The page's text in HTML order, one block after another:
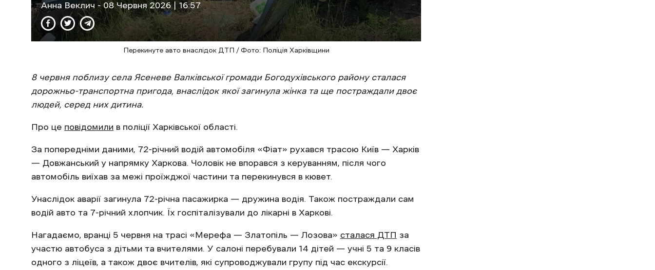
Анна Веклич - 08 Червня 2026 | 16:57
Перекинуте авто внаслідок ДТП / Фото: Поліція Харківщини
8 червня поблизу села Ясеневе Валківської громади Богодухівського району сталася
дорожньо-транспортна пригода, внаслідок якої загинула жінка та ще постраждали двоє
людей, серед них дитина.
Про це повідомили в поліції Харківської області.
За попередніми даними, 72-річний водій автомобіля «Фіат» рухався трасою Київ — Харків
— Довжанський у напрямку Харкова. Чоловік не впорався з керуванням, після чого
автомобіль виїхав за межі проїжджої частини та перекинувся в кювет.
Унаслідок аварії загинула 72-річна пасажирка — дружина водія. Також постраждали сам
водій авто та 7-річний хлопчик. Їх госпіталізували до лікарні в Харкові.
Нагадаємо, вранці 5 червня на трасі «Мерефа — Златопіль — Лозова» сталася ДТП за
участю автобуса з дітьми та вчителями. У салоні перебували 14 дітей — учні 5 та 9 класів
одного з ліцеїв, а також двоє вчителів, які супроводжували групу під час екскурсії.